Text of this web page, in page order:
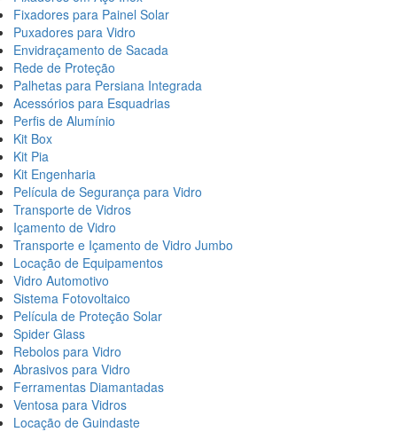
Fixadores para Painel Solar
Puxadores para Vidro
Envidraçamento de Sacada
Rede de Proteção
Palhetas para Persiana Integrada
Acessórios para Esquadrias
Perfis de Alumínio
Kit Box
Kit Pia
Kit Engenharia
Película de Segurança para Vidro
Transporte de Vidros
Içamento de Vidro
Transporte e Içamento de Vidro Jumbo
Locação de Equipamentos
Vidro Automotivo
Sistema Fotovoltaico
Película de Proteção Solar
Spider Glass
Rebolos para Vidro
Abrasivos para Vidro
Ferramentas Diamantadas
Ventosa para Vidros
Locação de Guindaste